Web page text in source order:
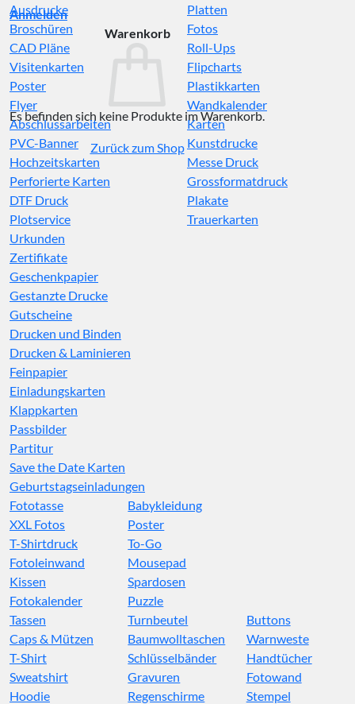
Anmelden
Warenkorb
Es befinden sich keine Produkte im Warenkorb.
Zurück zum Shop
Ausdrucke
Broschüren
CAD Pläne
Visitenkarten
Poster
Flyer
Abschlussarbeiten
PVC-Banner
Hochzeitskarten
Perforierte Karten
DTF Druck
Plotservice
Platten
Fotos
Roll-Ups
Flipcharts
Plastikkarten
Wandkalender
Karten
Kunstdrucke
Messe Druck
Grossformatdruck
Plakate
Trauerkarten
Urkunden
Zertifikate
Geschenkpapier
Gestanzte Drucke
Gutscheine
Drucken und Binden
Drucken & Laminieren
Feinpapier
Einladungskarten
Klappkarten
Passbilder
Partitur
Save the Date Karten
Geburtstagseinladungen
Fototasse
XXL Fotos
T-Shirtdruck
Fotoleinwand
Kissen
Fotokalender
Babykleidung
Poster
To-Go
Mousepad
Spardosen
Puzzle
Tassen
Caps & Mützen
T-Shirt
Sweatshirt
Hoodie
Turnbeutel
Baumwolltaschen
Schlüsselbänder
Gravuren
Regenschirme
Buttons
Warnweste
Handtücher
Fotowand
Stempel